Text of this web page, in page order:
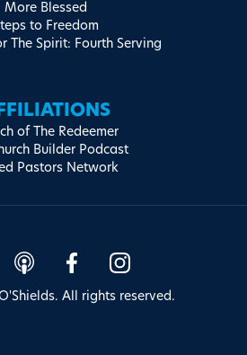
More Blessed
to Freedom
The Spirit: Fourth Serving
of The Redeemer
Builder Podcast
Pastors Network
All rights reserved.